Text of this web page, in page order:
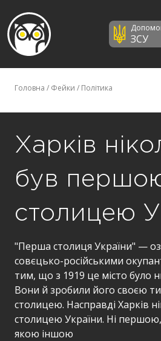
ЗСУ
Головна / Фейки / Політика
Харків
був
столицею
"Перша столиця України" —
совєцько-російськими
тим, що з 1919 це місто було
Вони й зробили його своєю
столицею. Насправді Харків
столицею України. Ні першою,
якою іншою